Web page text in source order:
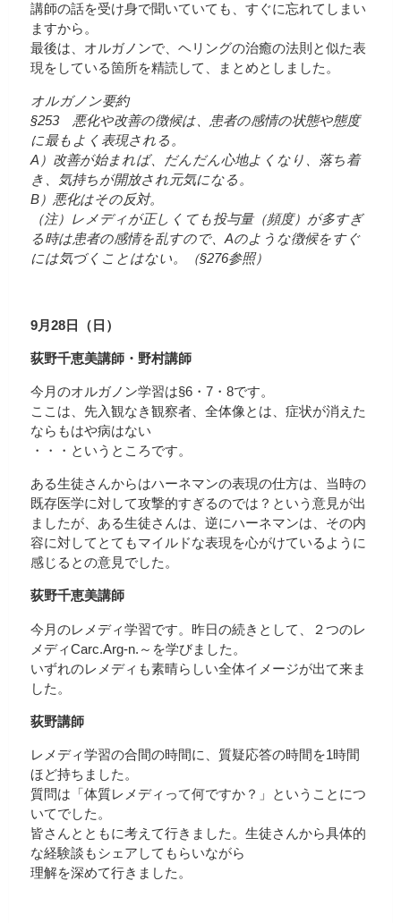
講師の話を受け身で聞いていても、すぐに忘れてしまい
ますから。
最後は、オルガノンで、ヘリングの治癒の法則と似た表
現をしている箇所を精読して、まとめとしました。
オルガノン要約
§253 悪化や改善の徴候は、患者の感情の状態や態度
に最もよく表現される。
A）改善が始まれば、だんだん心地よくなり、落ち着
き、気持ちが開放され元気になる。
B）悪化はその反対。
（注）レメディが正しくても投与量（頻度）が多すぎ
る時は患者の感情を乱すので、Aのような徴候をすぐ
には気づくことはない。（§276参照）
9月28日（日）
荻野千恵美講師・野村講師
今月のオルガノン学習は§6・7・8です。
ここは、先入観なき観察者、全体像とは、症状が消えた
ならもはや病はない
・・・というところです。
ある生徒さんからはハーネマンの表現の仕方は、当時の
既存医学に対して攻撃的すぎるのでは？という意見が出
ましたが、ある生徒さんは、逆にハーネマンは、その内
容に対してとてもマイルドな表現を心がけているように
感じるとの意見でした。
荻野千恵美講師
今月のレメディ学習です。昨日の続きとして、２つのレ
メディCarc.Arg-n.～を学びました。
いずれのレメディも素晴らしい全体イメージが出て来ま
した。
荻野講師
レメディ学習の合間の時間に、質疑応答の時間を1時間
ほど持ちました。
質問は「体質レメディって何ですか？」ということにつ
いてでした。
皆さんとともに考えて行きました。生徒さんから具体的
な経験談もシェアしてもらいながら
理解を深めて行きました。